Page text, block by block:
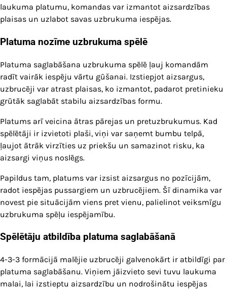
laukuma platumu, komandas var izmantot aizsardzības
plaisas un uzlabot savas uzbrukuma iespējas.
Platuma nozīme uzbrukuma spēlē
Platuma saglabāšana uzbrukuma spēlē ļauj komandām
radīt vairāk iespēju vārtu gūšanai. Izstiepjot aizsargus,
uzbrucēji var atrast plaisas, ko izmantot, padarot pretinieku
grūtāk saglabāt stabilu aizsardzības formu.
Platums arī veicina ātras pārejas un pretuzbrukumus. Kad
spēlētāji ir izvietoti plaši, viņi var saņemt bumbu telpā,
ļaujot ātrāk virzīties uz priekšu un samazinot risku, ka
aizsargi viņus noslēgs.
Papildus tam, platums var izsist aizsargus no pozīcijām,
radot iespējas pussargiem un uzbrucējiem. Šī dinamika var
novest pie situācijām viens pret vienu, palielinot veiksmīgu
uzbrukuma spēļu iespējamību.
Spēlētāju atbildība platuma saglabāšanā
4-3-3 formācijā malējie uzbrucēji galvenokārt ir atbildīgi par
platuma saglabāšanu. Viņiem jāizvieto sevi tuvu laukuma
malai, lai izstieptu aizsardzību un nodrošinātu iespējas